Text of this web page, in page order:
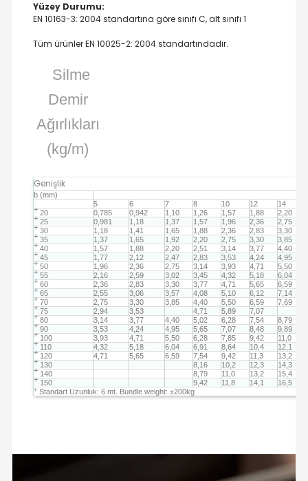
Yüzey Durumu:
EN 10163-3: 2004 standartına göre sınıfı C, alt sınıfı 1
Tüm ürünler EN 10025-2: 2004 standartındadır.
Silme
Demir
Ağırlıkları
(kg/m)
Genişlik
b (mm)
5
6 7 8 10 12 14
+20 0,785 0,942 1,10 1,26 1,57 1,88 2,20
+25 0,981 1,18 1,37 1,57 1,96 2,36 2,75
+30 1,18 1,41 1,65 1,88 2,36 2,83 3,30
+35 1,37 1,65 1,92 2,20 2,75 3,30 3,85
+40 1,57 1,88 2,20 2,51 3,14 3,77 4,40
+45 1,77 2,12 2,47 2,83 3,53 4,24 4,95
+50 1,96 2,36 2,75 3,14 3,93 4,71 5,50
+55 2,16 2,59 3,02 3,45 4,32 5,18 6,04
+60 2,36 2,83 3,30 3,77 4,71 5,65 6,59
+65 2,55 3,06 3,57 4,08 5,10 6,12 7,14
+70 2,75 3,30 3,85 4,40 5,50 6,59 7,69
+75 2,94 3,53 4,71 5,89 7,07
+80 3,14 3,77 4,40 5,02 6,28 7,54 8,79
+90 3,53 4,24 4,95 5,65 7,07 8,48 9,89
+100 3,93 4,71 5,50 6,28 7,85 9,42 11,0
+110 4,32 5,18 6,04 6,91 8,64 10,4 12,1
+120 4,71 5,65 6,59 7,54 9,42 11,3 13,2
+130 8,16 10,2 12,3 14,3
+140 8,79 11,0 13,2 15,4
+150 9,42 11,8 14,1 16,5
+ Standart Uzunluk: 6 mt. Bundle weight: ±200kg